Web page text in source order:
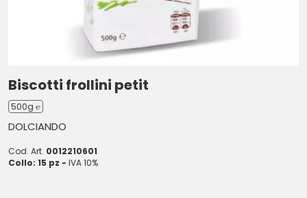
Biscotti frollini petit
500g ℮
DOLCIANDO
Cod. Art. 0012210601
Collo: 15 pz - IVA 10%